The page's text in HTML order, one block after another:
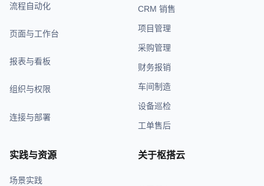
流程自动化
页面与工作台
报表与看板
组织与权限
连接与部署
CRM 销售
项目管理
采购管理
财务报销
车间制造
设备巡检
工单售后
实践与资源
场景实践
关于枢搭云